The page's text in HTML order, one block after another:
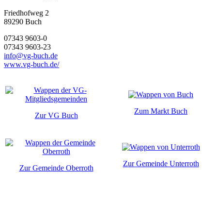
Friedhofweg 2
89290 Buch
07343 9603-0
07343 9603-23
info@vg-buch.de
www.vg-buch.de/
Zur VG Buch
Zum Markt Buch
Zur Gemeinde Oberroth
Zur Gemeinde Unterroth